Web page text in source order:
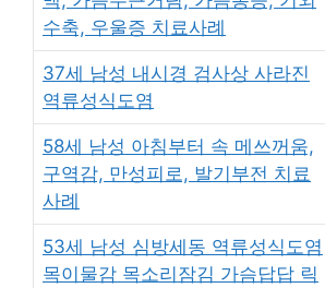
수축, 우울증 치료사례
37세 남성 내시경 검사상 사라진
역류성식도염
58세 남성 아침부터 속 메쓰꺼움,
구역감, 만성피로, 발기부전 치료
사례
53세 남성 심방세동 역류성식도염
목이물감 목소리잠김 가슴답답 릭